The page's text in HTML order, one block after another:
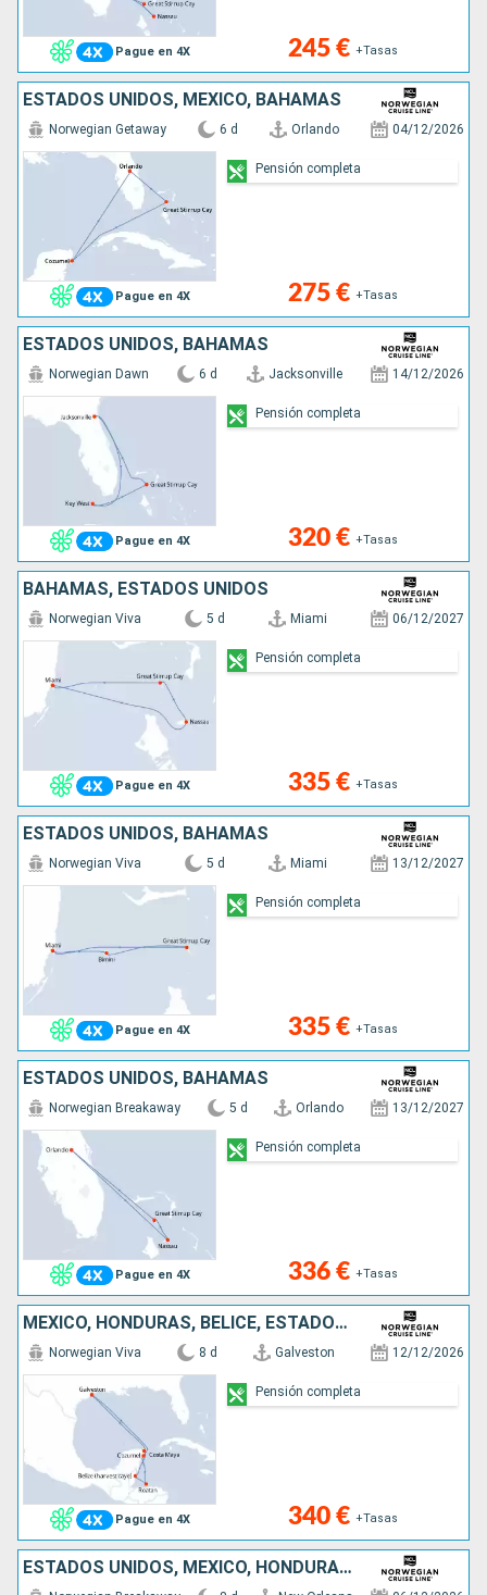
Pague en 4X 245 € +Tasas
ESTADOS UNIDOS, MÉXICO, BAHAMAS
Pague en 4X
Norwegian Getaway 6 d Orlando 04/12/2026
275 € +Tasas
Pensión completa
ESTADOS UNIDOS, BAHAMAS
Pague en 4X
Norwegian Dawn 6 d Jacksonville 14/12/2026
320 € +Tasas
Pensión completa
BAHAMAS, ESTADOS UNIDOS
Pague en 4X
Norwegian Viva 5 d Miami 06/12/2027
335 € +Tasas
Pensión completa
ESTADOS UNIDOS, BAHAMAS
Pague en 4X
Norwegian Viva 5 d Miami 13/12/2027
335 € +Tasas
Pensión completa
ESTADOS UNIDOS, BAHAMAS
Pague en 4X
Norwegian Breakaway 5 d Orlando 13/12/2027
336 € +Tasas
Pensión completa
MÉXICO, HONDURAS, BELICE, ESTADOS UNIDOS
Pague en 4X
Norwegian Viva 8 d Galveston 12/12/2026
340 € +Tasas
Pensión completa
ESTADOS UNIDOS, MÉXICO, HONDURAS, BELICE